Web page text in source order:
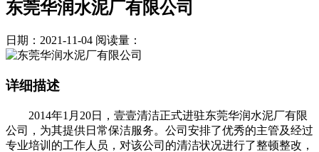
东莞华润水泥厂有限公司
日期：2021-11-04 阅读量：
详细描述
2014年1月20日，壹壹清洁正式进驻东莞华润水泥厂有限
公司，为其提供日常保洁服务。公司安排了优秀的主管及经过
专业培训的工作人员，对该公司的清洁状况进行了整顿整改，